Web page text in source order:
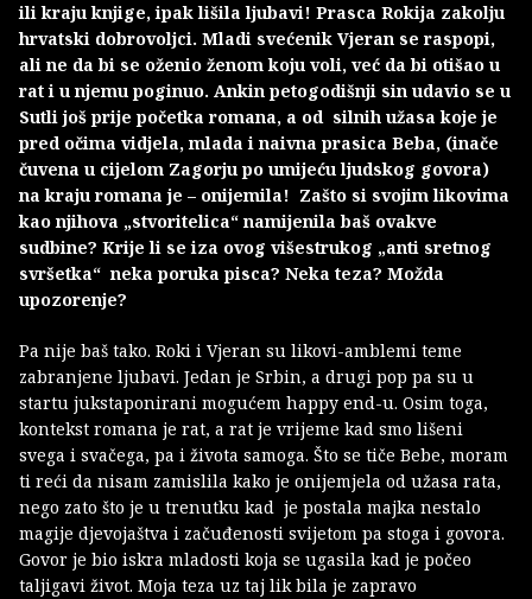
ili kraju knjige, ipak lišila ljubavi! Prasca Rokija zakolju
hrvatski dobrovoljci. Mladi svećenik Vjeran se raspopi,
ali ne da bi se oženio ženom koju voli, već da bi otišao u
rat i u njemu poginuo. Ankin petogodišnji sin udavio se u
Sutli još prije početka romana, a od silnih užasa koje je
pred očima vidjela, mlada i naivna prasica Beba, (inače
čuvena u cijelom Zagorju po umijeću ljudskog govora)
na kraju romana je – onijemila! Zašto si svojim likovima
kao njihova „stvoritelica“ namijenila baš ovakve
sudbine? Krije li se iza ovog višestrukog „anti sretnog
svršetka“ neka poruka pisca? Neka teza? Možda
upozorenje?
Pa nije baš tako. Roki i Vjeran su likovi-amblemi teme
zabranjene ljubavi. Jedan je Srbin, a drugi pop pa su u
startu jukstaponirani mogućem happy end-u. Osim toga,
kontekst romana je rat, a rat je vrijeme kad smo lišeni
svega i svačega, pa i života samoga. Što se tiče Bebe, moram
ti reći da nisam zamislila kako je onijemjela od užasa rata,
nego zato što je u trenutku kad je postala majka nestalo
magije djevojaštva i začuđenosti svijetom pa stoga i govora.
Govor je bio iskra mladosti koja se ugasila kad je počeo
taljigavi život. Moja teza uz taj lik bila je zapravo